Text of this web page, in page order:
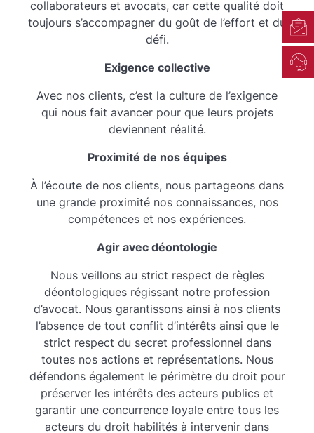
Exigence collective
qui nous fait avancer pour que leurs projets
Proximité de nos équipes
une grande proximité nos connaissances, nos
Agir avec déontologie
Nous veillons au strict respect de règles
déontologiques régissant notre profession
l’absence de tout conflit d’intérêts ainsi que le
strict respect du secret professionnel dans
toutes nos actions et représentations. Nous
défendons également le périmètre du droit pour
préserver les intérêts des acteurs publics et
garantir une concurrence loyale entre tous les
acteurs du droit habilités à intervenir dans
l’exercice de notre profession.
Envie d’en savoir plus, faites connaissance avec